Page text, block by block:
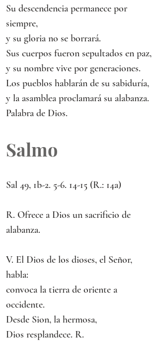
Su descendencia permanece por
siempre,
y su gloria no se borrará.
Sus cuerpos fueron sepultados en paz,
y su nombre vive por generaciones.
Los pueblos hablarán de su sabiduría,
y la asamblea proclamará su alabanza.
Palabra de Dios.
Salmo
Sal 49, 1b-2. 5-6. 14-15 (R.: 14a)
R. Ofrece a Dios un sacrificio de
alabanza.
V. El Dios de los dioses, el Señor,
habla:
convoca la tierra de oriente a
occidente.
Desde Sion, la hermosa,
Dios resplandece. R.